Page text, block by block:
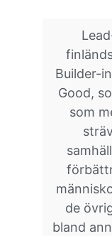
Builder-
Good,
som
de
bland